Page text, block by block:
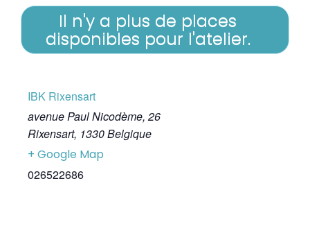
Il n'y a plus de places
disponibles pour l'atelier.
IBK Rixensart
avenue Paul Nicodème, 26
Rixensart, 1330Belgique
+ Google Map
026522686